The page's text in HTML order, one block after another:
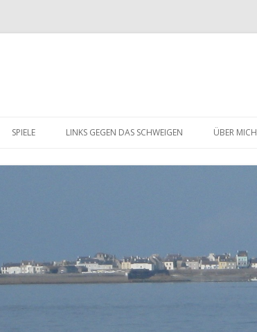
zum
SPIELE LINKS GEGEN DAS SCHWEIGEN ÜBER MICH